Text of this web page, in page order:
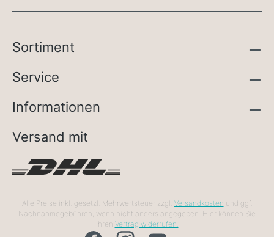
Sortiment
Service
Informationen
Versand mit
Alle Preise inkl. gesetzl. Mehrwertsteuer zzgl. Versandkosten und ggf.
Nachnahmegebühren, wenn nicht anders angegeben. Hier können Sie
Ihren Vertrag widerrufen.